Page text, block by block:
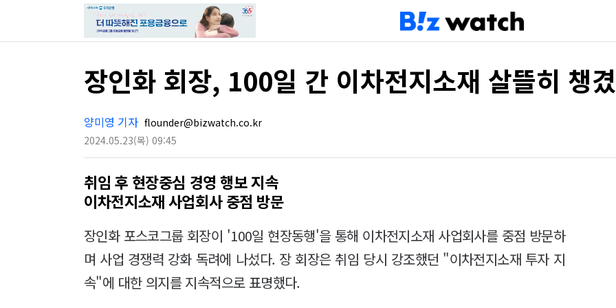
장인화 회장, 100일 간 이차전지소재 살뜰히 챙
양미영 기자 flounder@bizwatch.co.kr
2024.05.23(목) 09:45
취임 후 현장중심 경영 행보 지속
이차전지소재 사업회사 중점 방문
장인화 포스코그룹 회장이 '100일 현장동행'을 통해 이차전지소재 사업회사를 중점 방문하
며 사업 경쟁력 강화 독려에 나섰다. 장 회장은 취임 당시 강조했던 "이차전지소재 투자 지
속"에 대한 의지를 지속적으로 표명했다.